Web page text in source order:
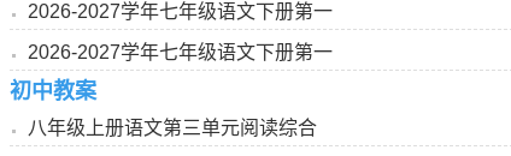
2026-2027学年七年级语文下册第一
2026-2027学年七年级语文下册第一
初中教案
八年级上册语文第三单元阅读综合